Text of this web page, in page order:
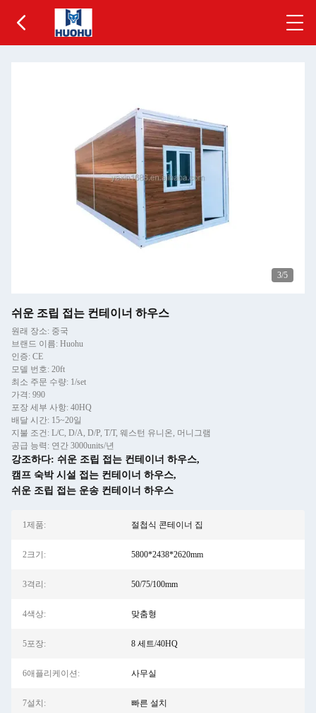
3/5
쉬운 조립 접는 컨테이너 하우스
원래 장소: 중국
브랜드 이름: Huohu
인증: CE
모델 번호: 20ft
최소 주문 수량: 1/set
가격: 990
포장 세부 사항: 40HQ
배달 시간: 15~20일
지불 조건: L/C, D/A, D/P, T/T, 웨스턴 유니온, 머니그램
공급 능력: 연간 3000units/년
강조하다: 쉬운 조립 접는 컨테이너 하우스,
캠프 숙박 시설 접는 컨테이너 하우스,
쉬운 조립 접는 운송 컨테이너 하우스
1제품: 절첩식 콘테이너 집
2크기: 5800*2438*2620mm
3격리: 50/75/100mm
4색상: 맞춤형
5포장: 8 세트/40HQ
6애플리케이션: 사무실
7설치: 빠른 설치